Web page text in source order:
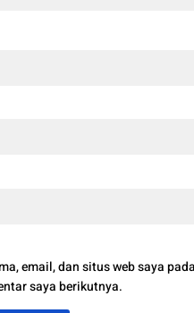
email, dan situs web saya
saya berikutnya.